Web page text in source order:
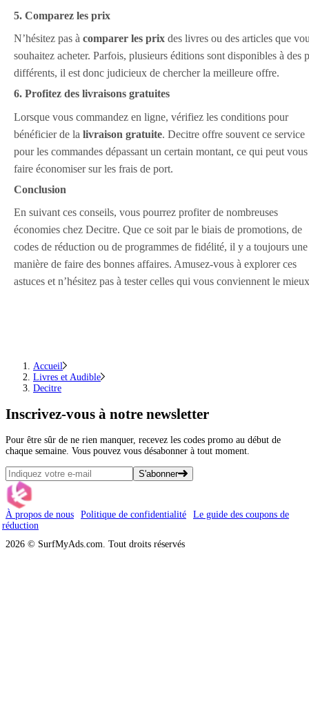
5. Comparez les prix
N’hésitez pas à comparer les prix des livres ou des articles que
souhaitez acheter. Parfois, plusieurs éditions sont disponibles à des
différents, il est donc judicieux de chercher la meilleure offre.
6. Profitez des livraisons gratuites
Lorsque vous commandez en ligne, vérifiez les conditions pour
bénéficier de la livraison gratuite. Decitre offre souvent ce service
pour les commandes dépassant un certain montant, ce qui peut vous
faire économiser sur les frais de port.
Conclusion
En suivant ces conseils, vous pourrez profiter de nombreuses
économies chez Decitre. Que ce soit par le biais de promotions, de
codes de réduction ou de programmes de fidélité, il y a toujours une
manière de faire des bonnes affaires. Amusez-vous à explorer ces
astuces et n’hésitez pas à tester celles qui vous conviennent le
Accueil
Livres et Audible
Decitre
Inscrivez-vous à notre newsletter
Pour être sûr de ne rien manquer, recevez les codes promo au début de
chaque semaine. Vous pouvez vous désabonner à tout moment.
S'abonner
À propos de nous Politique de confidentialité
Le guide des coupons de
réduction
2026 © SurfMyAds.com. Tout droits réservés